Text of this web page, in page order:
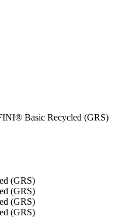
Basic Recycled (GRS)